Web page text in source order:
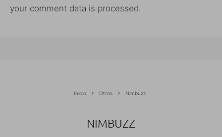
your comment data is processed.
Inicio Otros Nimbuzz
NIMBUZZ